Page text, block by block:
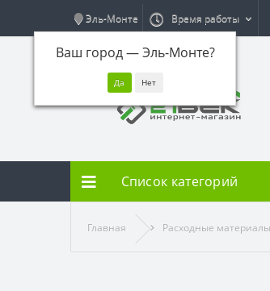
Эль-Монте
Ваш город —Эль-Монте?
Время работы
Список категорий
Главная Расходные материалы